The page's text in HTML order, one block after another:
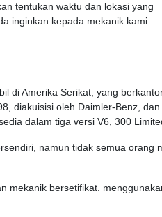
tentukan waktu dan lokasi yang
inginkan kepada mekanik kami
di Amerika Serikat, yang
diakuisisi oleh Daimler-Benz,
dalam tiga versi V6, 300
namun tidak semua
mekanik bersetifikat.